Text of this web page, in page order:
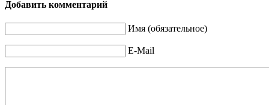
Добавить комментарий
Имя (обязательное)
E-Mail